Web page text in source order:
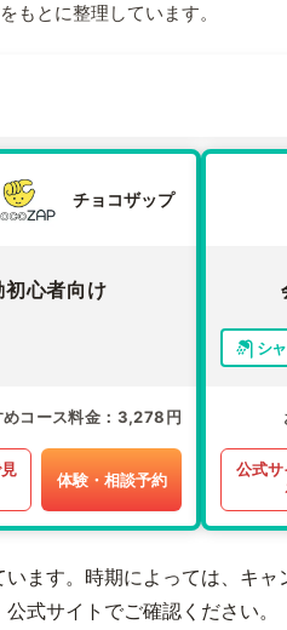
もとに整理しています。
チョコザップ
初心者向け
めコース料金 3,278円
体験・相談予約
シ
公式サ
ます。時期によっては、キ
式サイトでご確認ください。